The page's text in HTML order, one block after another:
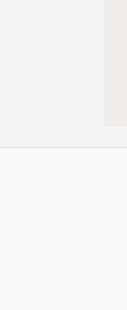
來自店員的